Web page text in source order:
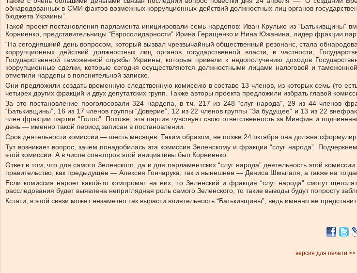
обнародованных в СМИ фактов возможных коррупционных действий должностных лиц органов
бюджета Украины”.
Такой проект постановления парламента инициировали семь нардепов: Иван Крулько из
Корниенко, представительницы “Евросолидарности” Ирина Геращенко и Нина Южанина, лидер фракции
“На сегодняшний день вопросом, который вызвал чрезвычайный общественный резонанс, стала
коррупционных действий должностных лиц органов государственной власти, в частности,
Государственной таможенной службы Украины, которые привели к недополучению доходов
коррупционные сделки, которые сегодня осуществляются должностными лицами налоговой и
отметили нардепы в пояснительной записке.
Они предложили создать временную следственную комиссию в составе 13 членов, из которых семь (то
четырех других фракций и двух депутатских групп. Также авторы проекта предложили избрать главой
За это постановление проголосовали 324 нардепа, в т.ч. 217 из 248 “слуг народа”, 29 из 44 членов
“Батькивщины”, 16 из 17 членов группы “Доверие”, 12 из 22 членов группы “За будущее” и 13 из 22
член фракции партии “Голос”. Похоже, эта партия чувствует свою ответственность за Минфин и
день — именно такой период записан в постановлении.
Срок деятельности комиссии — шесть месяцев. Таким образом, не позже 24 октября она должна
Тут возникает вопрос, зачем понадобилась эта комиссия Зеленскому и фракции “слуг народа”.
этой комиссии. А в числе соавторов этой инициативы был Корниенко.
Ответ в том, что для самого Зеленского, да и для парламентских “слуг народа” деятельность этой
правительство, как предыдущее — Алексея Гончарука, так и нынешнее — Дениса Шмыгаля, а также на
Если комиссия нароет какой-то компромат на них, то Зеленский и фракция “слуг народа” смогут
расследования будет выявлена неприглядная роль самого Зеленского, то такие выводы будут попросту
Кстати, в этой связи может незаметно так вырасти влиятельность “Батькивщины”, ведь именно ее
версия для печати >>